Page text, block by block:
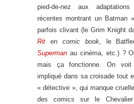
pied-de-nez aux
récentes montrant un Batman «
parfois clivant (le Grim Knight
Rit
en comic book, le
Superman au cinéma, etc.) ?
mais ça fonctionne. On
impliqué dans sa croisade tout
« détective », qui manque
des comics sur le